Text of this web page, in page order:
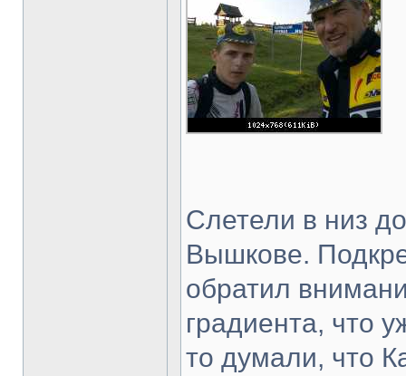
Слетели в низ
Вышкове.
обратил
градиента, что
то думали, что